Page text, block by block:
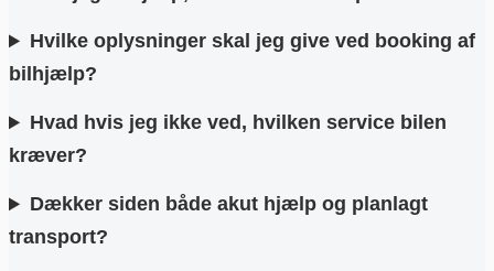
Hvilke oplysninger skal jeg give ved booking af
bilhjælp?
Hvad hvis jeg ikke ved, hvilken service bilen
kræver?
Dækker siden både akut hjælp og planlagt
transport?